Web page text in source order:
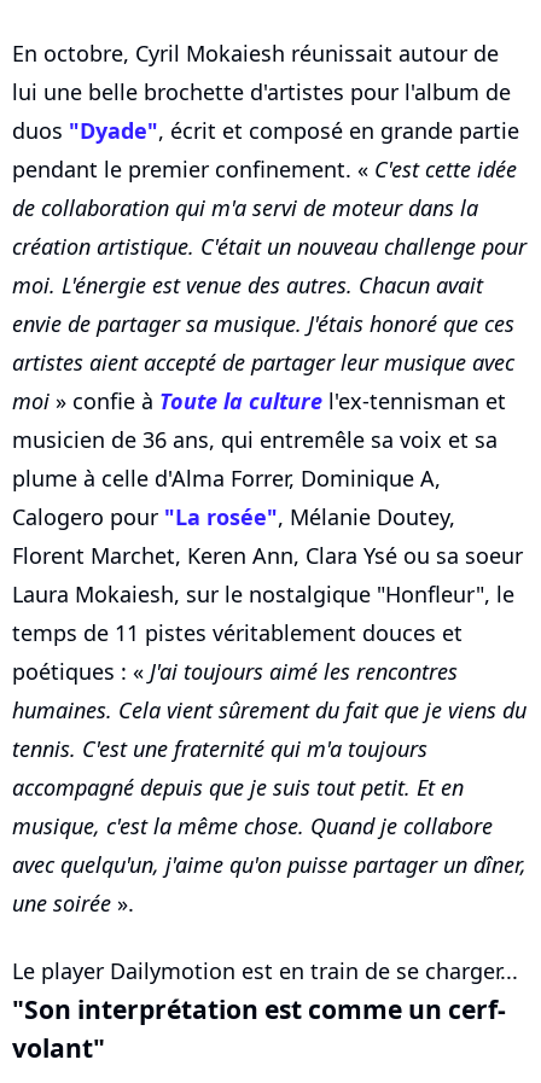
En octobre, Cyril Mokaiesh réunissait autour de
lui une belle brochette d'artistes pour l'album de
duos "Dyade", écrit et composé en grande partie
pendant le premier confinement. « C'est cette idée
de collaboration qui m'a servi de moteur dans la
création artistique. C'était un nouveau challenge pour
moi. L'énergie est venue des autres. Chacun avait
envie de partager sa musique. J'étais honoré que ces
artistes aient accepté de partager leur musique avec
moi » confie à Toute la culture l'ex-tennisman et
musicien de 36 ans, qui entremêle sa voix et sa
plume à celle d'Alma Forrer, Dominique A,
Calogero pour "La rosée", Mélanie Doutey,
Florent Marchet, Keren Ann, Clara Ysé ou sa soeur
Laura Mokaiesh, sur le nostalgique "Honfleur", le
temps de 11 pistes véritablement douces et
poétiques : « J'ai toujours aimé les rencontres
humaines. Cela vient sûrement du fait que je viens du
tennis. C'est une fraternité qui m'a toujours
accompagné depuis que je suis tout petit. Et en
musique, c'est la même chose. Quand je collabore
avec quelqu'un, j'aime qu'on puisse partager un dîner,
une soirée ».
Le player Dailymotion est en train de se charger...
"Son interprétation est comme un cerf-
volant"